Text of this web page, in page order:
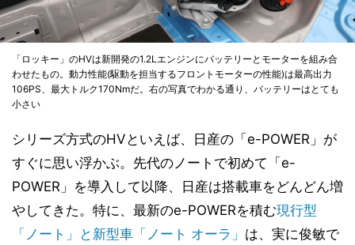
「ロッキー」のHVは新開発の1.2Lエンジンにバッテリーとモーターを組み合
わせたもの。動力性能(駆動を担当するフロントモーターの性能)は最高出力
106PS、最大トルク170Nmだ。右の写真でわかる通り、バッテリーはとても
小さい
シリーズ方式のHVといえば、日産の「e-POWER」が
すぐに思い浮かぶ。先代のノートで初めて「e-
POWER」を導入して以降、日産は搭載車をどんどん増
やしてきた。特に、最新のe-POWERを積む現行型
「ノート」と新型車「ノート オーラ」 は、実に俊敏で